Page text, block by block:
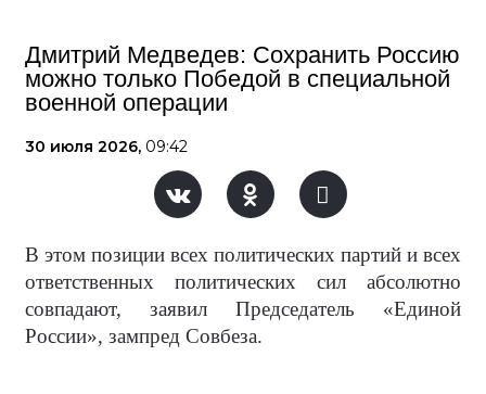
Дмитрий Медведев: Сохранить Россию
можно только Победой в специальной
военной операции
30 июля 2026, 09:42
В этом позиции всех политических партий и всех
ответственных политических сил абсолютно
совпадают, заявил Председатель «Единой
России», зампред Совбеза.